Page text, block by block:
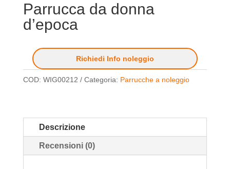
Parrucca da donna
d’epoca
Richiedi Info noleggio
COD: WIG00212 Categoria: Parrucche a noleggio
Descrizione
Recensioni (0)